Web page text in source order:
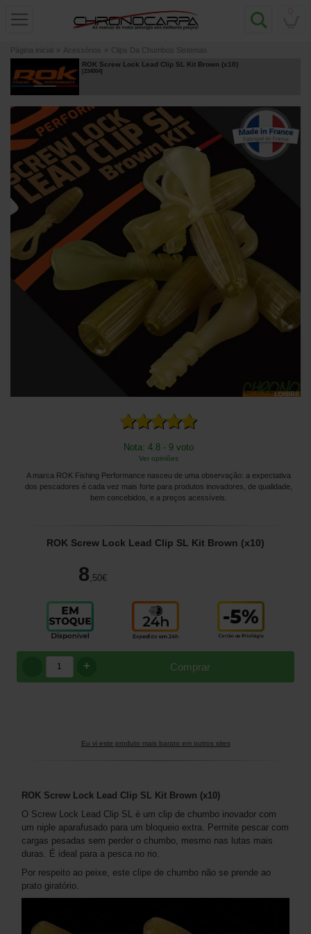
Página inicial » Acessórios » Clips Da Chumbos Sistemas
ROK Screw Lock Lead Clip SL Kit Brown (x10)
[234004]
Nota: 4.8 - 9 voto
Ver opiniões
A marca ROK Fishing Performance nasceu de uma observação: a expectativa
dos pescadores é cada vez mais forte para produtos inovadores, de qualidade,
bem concebidos, e a preços acessíveis.
ROK Screw Lock Lead Clip SL Kit Brown (x10)
8,50€
Comprar
+
Eu vi este produto mais barato em outros sites
ROK Screw Lock Lead Clip SL Kit Brown (x10)
O Screw Lock Lead Clip SL é um clip de chumbo inovador com
um niple aparafusado para um bloqueio extra. Permite pescar com
cargas pesadas sem perder o chumbo, mesmo nas lutas mais
duras. É ideal para a pesca no rio.
Por respeito ao peixe, este clipe de chumbo não se prende ao
prato giratório.